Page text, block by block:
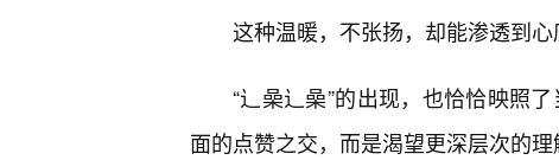
这种温暖，不张扬，却能渗透到
“辶喿辶喿”的出现，也恰恰映照
面的点赞之交，而是渴望更深层次的